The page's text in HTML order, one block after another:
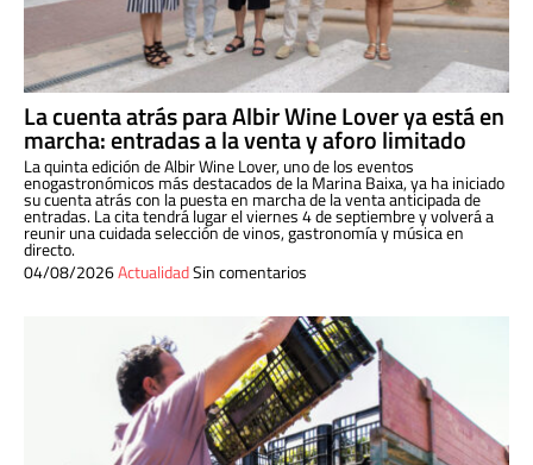
La cuenta atrás para Albir Wine Lover ya está en
marcha: entradas a la venta y aforo limitado
La quinta edición de Albir Wine Lover, uno de los eventos
enogastronómicos más destacados de la Marina Baixa, ya ha iniciado
su cuenta atrás con la puesta en marcha de la venta anticipada de
entradas. La cita tendrá lugar el viernes 4 de septiembre y volverá a
reunir una cuidada selección de vinos, gastronomía y música en
directo.
04/08/2026ActualidadSin comentarios